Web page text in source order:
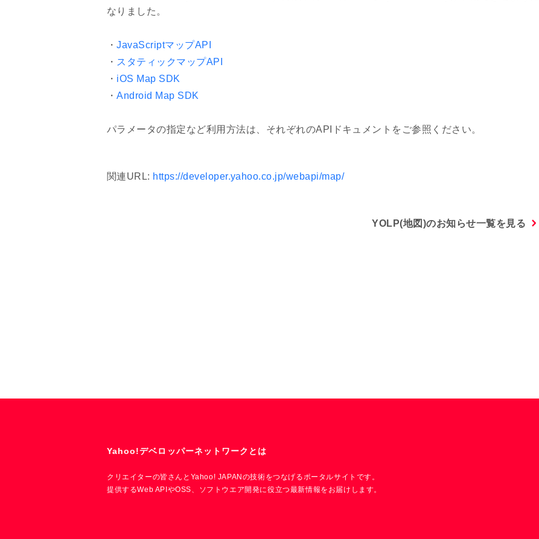
なりました。
・JavaScriptマップAPI
・ スタティックマップAPI
・ iOS Map SDK
・Android Map SDK
パラメータの指定など利用方法は、それぞれのAPIドキュメントをご参照ください。
関連URL: https://developer.yahoo.co.jp/webapi/map/
YOLP(地図)のお知らせ一覧を見る
Yahoo!デベロッパーネットワークとは
クリエイターの皆さんとYahoo! JAPANの技術をつなげるポータルサイトです。
提供するWeb APIやOSS、ソフトウエア開発に役立つ最新情報をお届けします。